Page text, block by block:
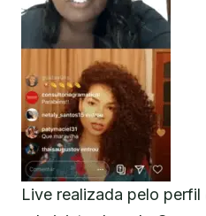
Live realizada pelo perfil